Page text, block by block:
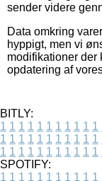
sender videre
Data omkring
hyppigt, men vi
modifikationer
opdatering af
BITLY:
1 1 1 1 1 1 1 1 1 1 1
1 1 1 1 1 1 1 1 1 1 1
1 1 1 1 1 1 1 1 1 1 1
SPOTIFY:
1 1 1 1 1 1 1 1 1 1 1